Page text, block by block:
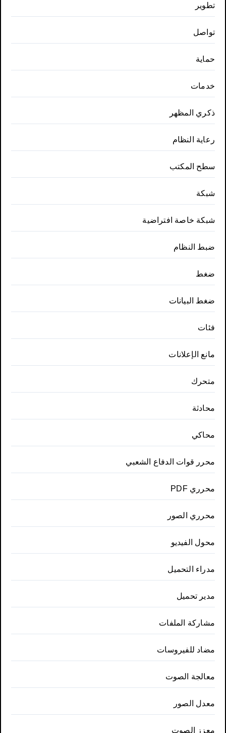
تطوير
تواصل
حماية
خدمات
ذكري المظهر
رعاية النظام
سطح المكتب
شبكة
شبكة خاصة افتراضية
ضبط النظام
ضغط
ضغط البيانات
فئات
مانع الإعلانات
متحرك
محادثة
محاكي
محرر قوات الدفاع الشعبي
محرري PDF
محرري الصور
محول الفيديو
مدراء التحميل
مدير تحميل
مشاركة الملفات
مضاد للفيروسات
معالجة الصوت
معدل الصور
معزز الصوت